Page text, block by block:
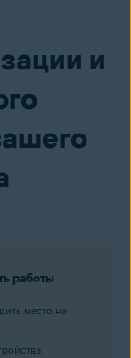
и
работы
место на